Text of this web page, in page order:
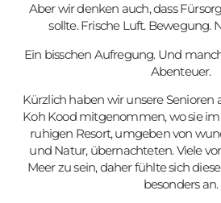
Aber wir denken auch, dass
sollte. Frische Luft. Bewegung.
Ein bisschen Aufregung. Und
Abenteuer.
Kürzlich haben wir unsere Senioren
Koh Kood mitgenommen, wo sie
ruhigen Resort, umgeben von
und Natur, übernachteten. Viele
Meer zu sein, daher fühlte sich
besonders an.